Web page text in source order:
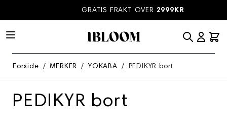
GRATIS FRAKT OVER2999KR
Forside / MERKER / YOKABA / PEDIKYR bort
PEDIKYR bort